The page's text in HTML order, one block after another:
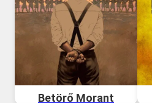
Betörő Morant